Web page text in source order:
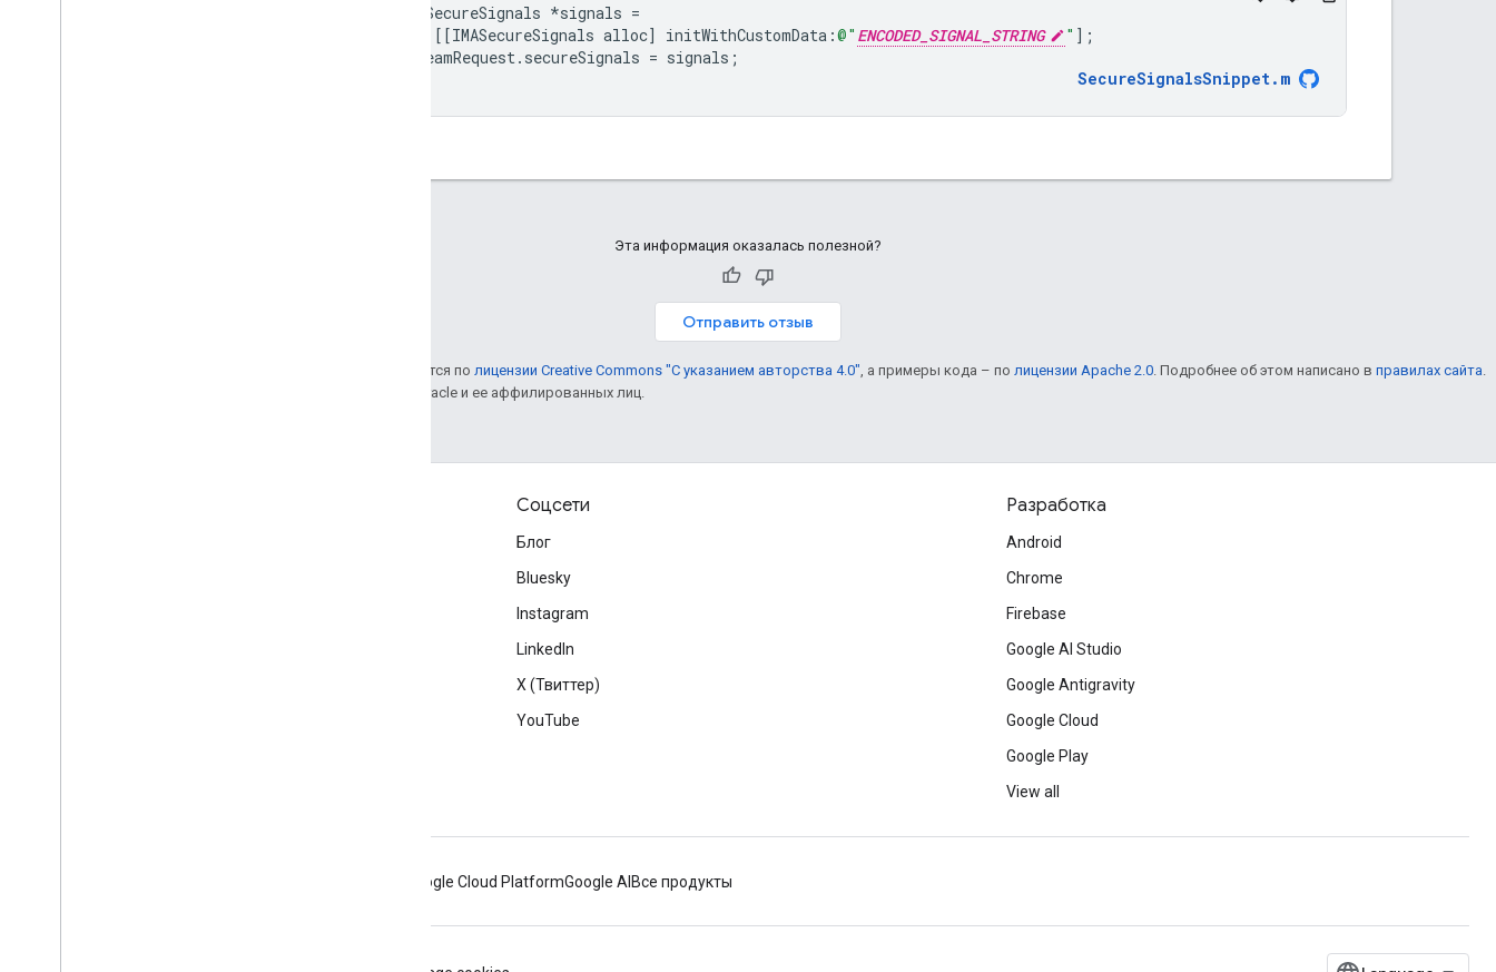
IMASecureSignals *signals =
[[IMASecureSignals alloc] initWithCustomData :@" ENCODED_SIGNAL_STRING " ];
streamRequest. secureSignals = signals ;
SecureSignalsSnippet. m
Эта информация оказалась полезной?
Отправить отзыв
Если не указано иное, контент на этой странице предоставляется по лицензии Creative Commons "С указанием авторства 4.0", а примеры кода – по лицензии Apache 2.0. Подробнее об этом написано в правилах сайта.
Java – это зарегистрированный товарный знак корпорации Oracle и ее аффилированных лиц.
Соцсети
Блог
Bluesky
Instagram
LinkedIn
X (Твиттер)
YouTube
Разработка
Android
Chrome
Firebase
Google AI Studio
Google Antigravity
Google Cloud
Google Play
View all
Google Cloud PlatformGoogle AI Все продукты